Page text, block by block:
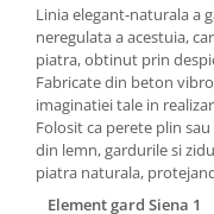
Placi ceramice de
Produse auxiliare
Rigole
Trepte
Gresie si faianta
Linia elegant-naturala a
neregulata a acestuia,
piatra, obtinut prin
Fabricate din beton
imaginatiei tale in
Folosit ca perete plin
din lemn, gardurile si
piatra naturala,
Element gard Siena 1